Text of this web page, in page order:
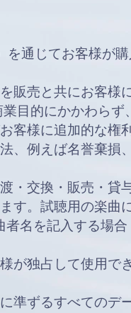
を通じてお客様が
販売と共にお客様
目的にかかわら
客様に追加的な権
、例えば名誉棄損
・交換・販売・貸
す。試聴用の楽曲
名を記入する場
が独占して使用で
準ずるすべてのデ